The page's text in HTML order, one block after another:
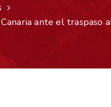
Canaria ante el